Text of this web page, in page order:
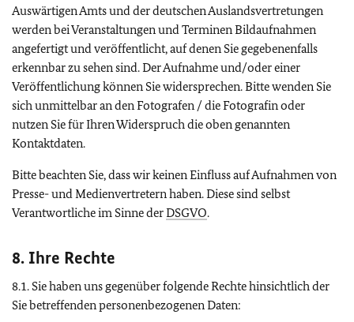
Auswärtigen Amts und der deutschen Auslandsvertretungen
werden bei Veranstaltungen und Terminen Bildaufnahmen
angefertigt und veröffentlicht, auf denen Sie gegebenenfalls
erkennbar zu sehen sind. Der Aufnahme und/oder einer
Veröffentlichung können Sie widersprechen. Bitte wenden Sie
sich unmittelbar an den Fotografen / die Fotografin oder
nutzen Sie für Ihren Widerspruch die oben genannten
Kontaktdaten.
Bitte beachten Sie, dass wir keinen Einfluss auf Aufnahmen von
Presse- und Medienvertretern haben. Diese sind selbst
Verantwortliche im Sinne derDSGVO.
8. Ihre Rechte
8.1. Sie haben uns gegenüber folgende Rechte hinsichtlich der
Sie betreffenden personenbezogenen Daten: